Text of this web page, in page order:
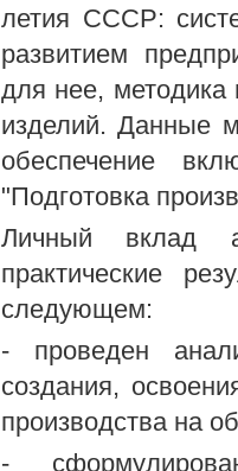
летия СССР:
развитием
для нее, методика
изделий. Данные
обеспечение
"Подготовка
Личный вклад
практические
следующем:
- проведен
создания,
производства на
-